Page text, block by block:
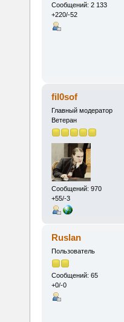
Сообщений: 2 133
+220/-52
fil0sof
Главный модератор
Ветеран
Сообщений: 970
+55/-3
Ruslan
Пользователь
Сообщений: 65
+0/-0